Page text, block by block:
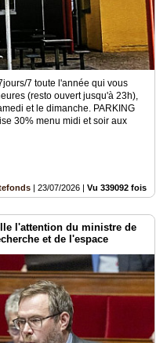
7 toute l'année qui vous
(resto ouvert jusqu'à 23h),
et le dimanche. PARKING
30% menu midi et soir aux
| 23/07/2026 | Vu 339092 fois
l'attention du ministre de
et de l'espace